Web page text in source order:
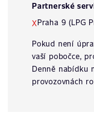
Partnerské
XPraha 9 (LPG
Pokud není
vaší pobočce,
Denně nabídku
provozovnách